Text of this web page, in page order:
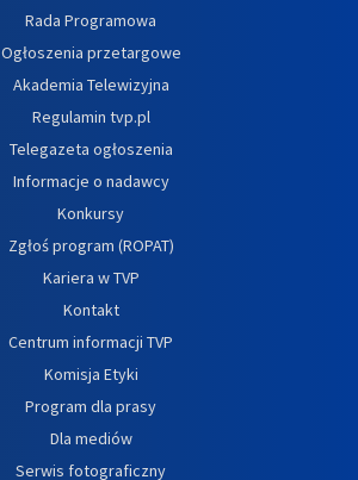
Rada Programowa
Ogłoszenia przetargowe
Akademia Telewizyjna
Regulamin tvp.pl
Telegazeta ogłoszenia
Informacje o nadawcy
Konkursy
Zgłoś program (ROPAT)
Kariera w TVP
Kontakt
Centrum informacji TVP
Komisja Etyki
Program dla prasy
Dla mediów
Serwis fotograficzny